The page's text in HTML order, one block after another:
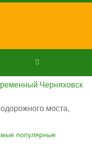
Черняховск
моста,
популярные